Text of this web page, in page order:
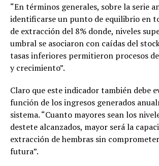
“En términos generales, sobre la serie
identificarse un punto de equilibrio en
de extracción del 8% donde, niveles
umbral se asociaron con caídas del
tasas inferiores permitieron procesos
y crecimiento”.
Claro que este indicador también debe
función de los ingresos generados
sistema. “Cuanto mayores sean los
destete alcanzados, mayor será la
extracción de hembras sin
futura”.